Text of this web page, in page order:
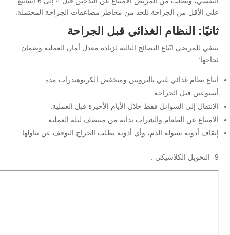
على الأقل من الجراحة للحد من مخاطر مضاعفات الجراحة المحتملة.
ثانيًا: النظام الغذائي قبل الجراحة
ينبغي للمرضى اتّباع النصائح التالية لزيادة معدل أمان العملية وضمان
نجاحها:
اتباع نظام غذائي غني بالبروتين ومنخفض الكربوهيدرات مدة
أسبوعين قبل الجراحة.
الانتقال إلى السوائل فقط خلال الأيام الأخيرة قبل العملية.
الامتناع عن الطعام والشراب بداية من منتصف ليلة العملية.
إيقاف أدوية سيولة الدم، وأي أدوية يطلب الجراح التوقف عن تناولها.
9- التحويل الكلاسيكي :